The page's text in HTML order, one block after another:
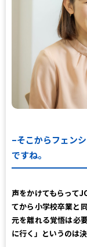
–そこからフェン
ですね。
声をかけてもらって
てから小学校卒業と
元を離れる覚悟は必
に行く」というのは